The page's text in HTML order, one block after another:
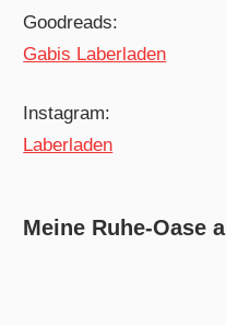
Goodreads:
Gabis Laberladen
Instagram:
Laberladen
Meine Ruhe-Oase